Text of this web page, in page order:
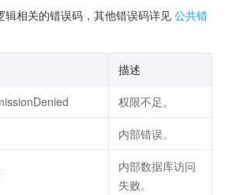
辑相关的错误码，其他错误码详见 公共错
描述
权限不足。
内部错误。
内部数据库访问
失败。